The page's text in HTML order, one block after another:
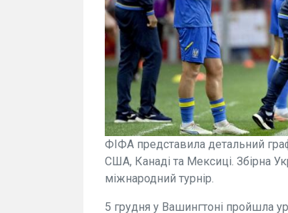
ФІФА представила детальний
США, Канаді та Мексиці. Збірна
міжнародний турнір.
5 грудня у Вашингтоні пройшла